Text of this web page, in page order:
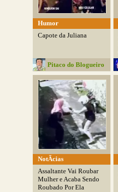
Humor
Capote da Juliana
Pitaco do Blogueiro
NotÃ­cias
Assaltante Vai Roubar
Mulher e Acaba Sendo
Roubado Por Ela